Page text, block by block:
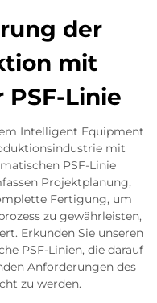
der
mit
Linie
Intelligent Equipment
mit
PSF-Linie
Projektplanung,
Fertigung, um
zu gewährleisten,
Erkunden Sie unseren
PSF-Linien, die darauf
Anforderungen des
zu werden.